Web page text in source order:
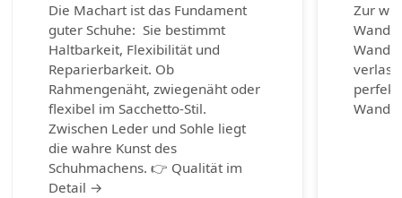
Die Machart ist das Fundament
guter Schuhe: Sie bestimmt
Haltbarkeit, Flexibilität und
Reparierbarkeit. Ob
Rahmengenäht, zwiegenäht oder
flexibel im Sacchetto-Stil.
Zwischen Leder und Sohle liegt
die wahre Kunst des
Schuhmachens. 👉 Qualität im
Detail →
Zur
perfekt